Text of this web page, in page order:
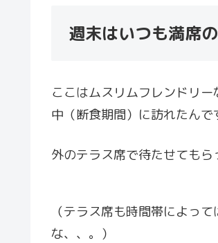
週末はいつも満席
ここはムスリムフレンドリ
中（断食期間）に訪れたんで
外のテラス席で待たせてもら
（テラス席も時間帯によっ
な、、。）